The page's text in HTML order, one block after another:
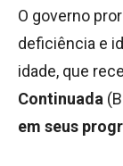
O governo
deficiência e
idade, que
Continuada
em seus